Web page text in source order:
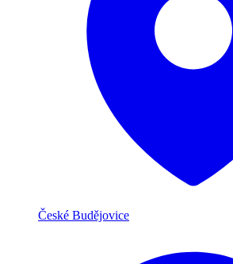
České Budějovice